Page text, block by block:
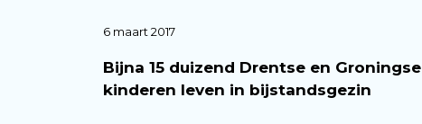
6 maart 2017
Bijna 15 duizend Drentse en Groningse
kinderen leven in bijstandsgezin